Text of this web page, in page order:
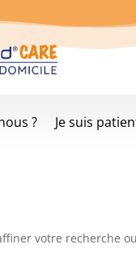
? Je suis
votre recherche